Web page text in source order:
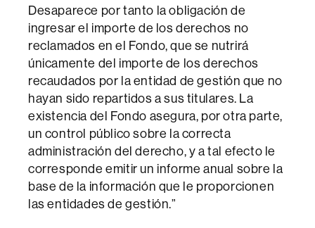
Desaparece por tanto la obligación de
ingresar el importe de los derechos no
reclamados en el Fondo, que se nutrirá
únicamente del importe de los derechos
recaudados por la entidad de gestión que no
hayan sido repartidos a sus titulares. La
existencia del Fondo asegura, por otra parte,
un control público sobre la correcta
administración del derecho, y a tal efecto le
corresponde emitir un informe anual sobre la
base de la información que le proporcionen
las entidades de gestión.”